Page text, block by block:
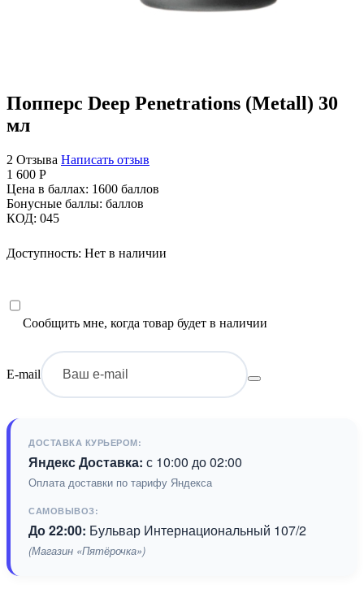
Попперс Deep Penetrations (Metall) 30
мл
2 Отзыва Написать отзыв
1 600 Р
Цена в баллах: 1600 баллов
Бонусные баллы: баллов
КОД: 045
Доступность: Нет в наличии
Сообщить мне, когда товар будет в наличии
E-mail
ДОСТАВКА КУРЬЕРОМ:
Яндекс Доставка: с 10:00 до 02:00
Оплата доставки по тарифу Яндекса
САМОВЫВОЗ:
До 22:00: Бульвар Интернациональный 107/2
(Магазин «Пятёрочка»)